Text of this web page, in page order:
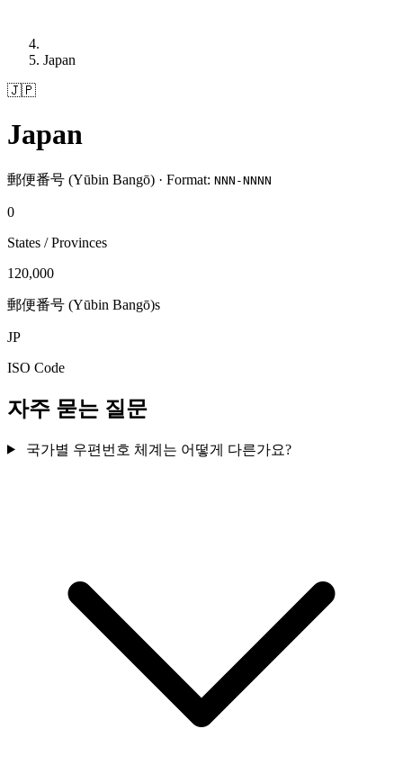
Japan
🇯🇵
Japan
郵便番号 (Yūbin Bangō) · Format: NNN-NNNN
0
States / Provinces
120,000
郵便番号 (Yūbin Bangō)s
JP
ISO Code
자주 묻는 질문
국가별 우편번호 체계는 어떻게 다른가요?